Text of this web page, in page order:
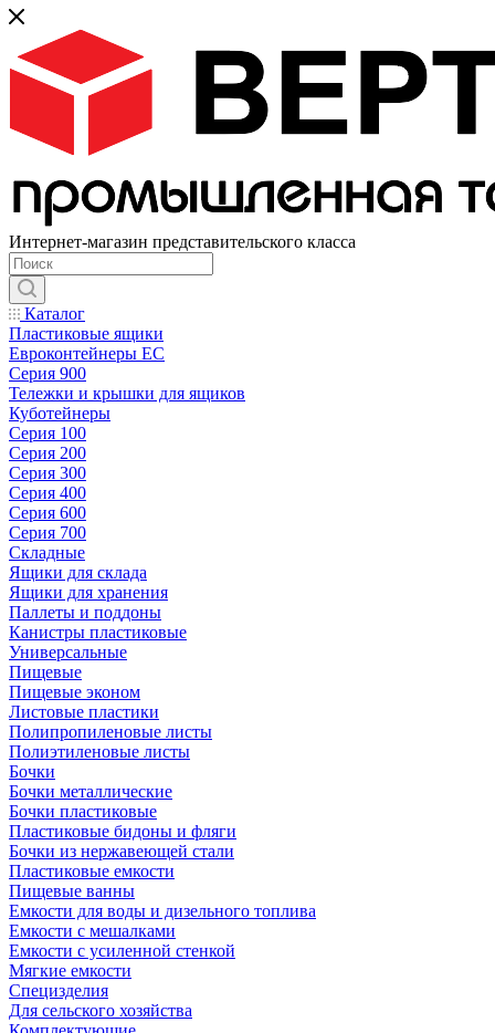
Интернет-магазин представительского класса
Каталог
Пластиковые ящики
Евроконтейнеры ЕС
Серия 900
Тележки и крышки для ящиков
Куботейнеры
Серия 100
Серия 200
Серия 300
Серия 400
Серия 600
Серия 700
Складные
Ящики для склада
Ящики для хранения
Паллеты и поддоны
Канистры пластиковые
Универсальные
Пищевые
Пищевые эконом
Листовые пластики
Полипропиленовые листы
Полиэтиленовые листы
Бочки
Бочки металлические
Бочки пластиковые
Пластиковые бидоны и фляги
Бочки из нержавеющей стали
Пластиковые емкости
Пищевые ванны
Емкости для воды и дизельного топлива
Емкости с мешалками
Емкости с усиленной стенкой
Мягкие емкости
Специзделия
Для сельского хозяйства